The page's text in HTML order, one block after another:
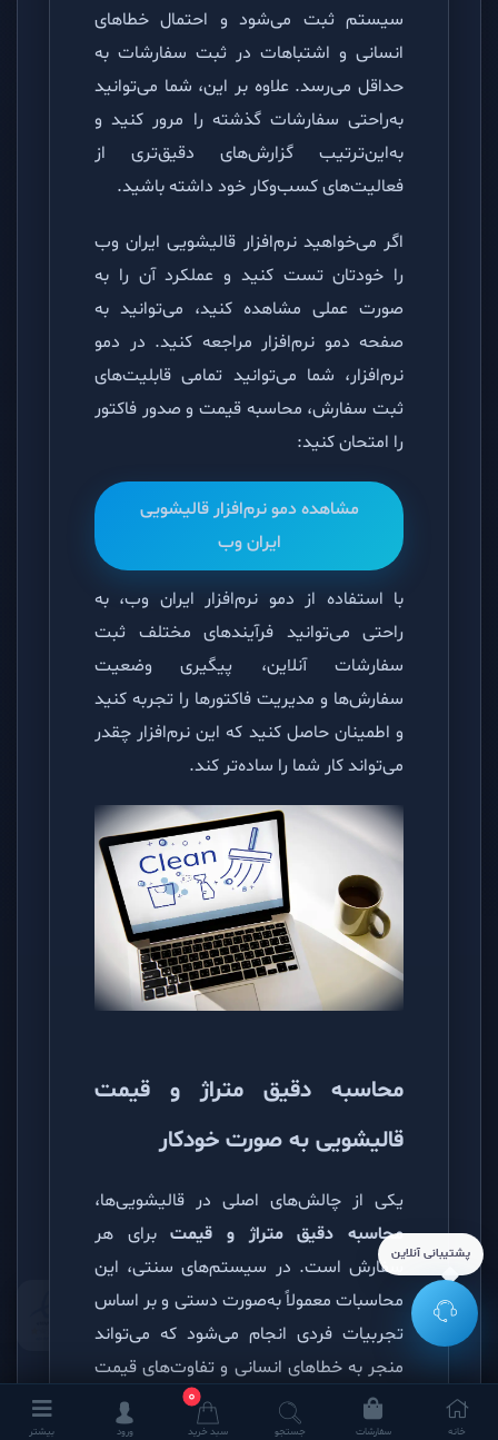
سیستم ثبت می‌شود و احتمال خطاهای
انسانی و اشتباهات در ثبت سفارشات به
حداقل می‌رسد. علاوه بر این، شما می‌توانید
به‌راحتی سفارشات گذشته را مرور کنید و
به‌این‌ترتیب گزارش‌های دقیق‌تری از
فعالیت‌های کسب‌وکار خود داشته باشید.
اگر می‌خواهید نرم‌افزار قالیشویی ایران وب
را خودتان تست کنید و عملکرد آن را به
صورت عملی مشاهده کنید، می‌توانید به
صفحه دمو نرم‌افزار مراجعه کنید. در دمو
نرم‌افزار، شما می‌توانید تمامی قابلیت‌های
ثبت سفارش، محاسبه قیمت و صدور فاکتور
را امتحان کنید:
مشاهده دمو نرم‌افزار قالیشویی
ایران وب
با استفاده از دمو نرم‌افزار ایران وب، به
راحتی می‌توانید فرآیندهای مختلف ثبت
سفارشات آنلاین، پیگیری وضعیت
سفارش‌ها و مدیریت فاکتورها را تجربه کنید
و اطمینان حاصل کنید که این نرم‌افزار چقدر
می‌تواند کار شما را ساده‌تر کند.
محاسبه دقیق متراژ و قیمت
قالیشویی به صورت خودکار
یکی از چالش‌های اصلی در قالیشویی‌ها،
محاسبه دقیق متراژ و قیمتبرای هر
سفارش است. در سیستم‌های سنتی، این
محاسبات معمولاً به‌صورت دستی و بر اساس
تجربیات فردی انجام می‌شود که می‌تواند
منجر به خطاهای انسانی و تفاوت‌های قیمت
شود. اما با استفاده از
نرم‌افزار قالیشویی
ایران وب
، تمامی مراحل محاسبه متراژ و خانه سفارشات جستجو
0
سبد خرید ورود بیشتر
پشتیبانی آنلاین